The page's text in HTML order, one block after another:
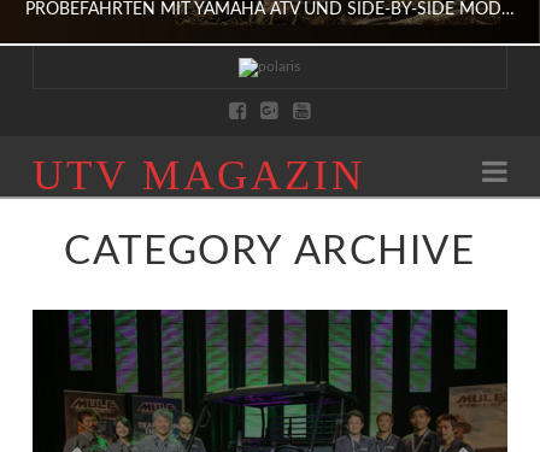
PROBEFAHRTEN MIT YAMAHA ATV UND SIDE-BY-SIDE MODELLEN IM FÜRSTEN FOREST
AUSFAHRTEN, HERSTELLER, SIDE BY SIDE, SPORT, SZENE, UTV, YAMAHA
UTV
MAGAZIN
UTV MAGAZIN
CATEGORY ARCHIVE